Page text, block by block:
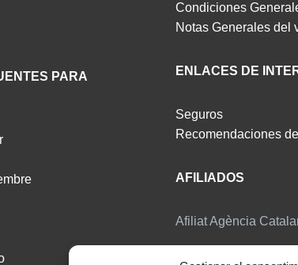
PARA
Condiciones
Notas Generales del
ENLACES DE
Seguros
Recomendaciones
AFILIADOS
Afiliat Agència